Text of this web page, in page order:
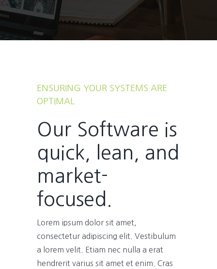
ENSURING YOUR SYSTEMS ARE
OPTIMAL
Our Software is
quick, lean, and
market-
focused.
Lorem ipsum dolor sit amet,
consectetur adipiscing elit. Vestibulum
a lorem velit. Etiam nec nulla a erat
hendrerit varius sit amet et enim. Cras